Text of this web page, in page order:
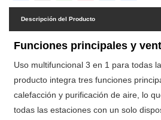
Descripción del Producto
Funciones principales y
Uso multifuncional 3 en 1 para todas
producto integra tres funciones
calefacción y purificación de aire, lo
todas las estaciones con un solo